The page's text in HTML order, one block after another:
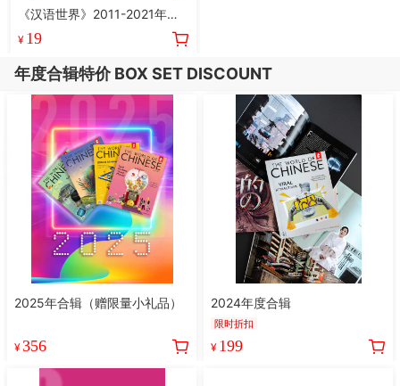
《汉语世界》2011-2021年过
刊【可备注期数】
¥ 19
年度合辑特价 BOX SET DISCOUNT
2025年合辑（赠限量小礼品）
¥356
2024年度合辑
限时折扣
¥ 199